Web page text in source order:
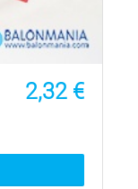
2,32 €